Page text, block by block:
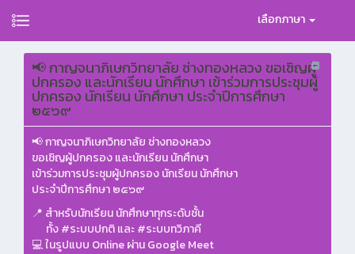
เลือกภาษา
📢 กาญจนาภิเษกวิทยาลัย ช่างทองหลวง ขอเชิญผู้
ปกครอง และนักเรียน นักศึกษา เข้าร่วมการประชุมผู้
ปกครอง นักเรียน นักศึกษา ประจำปีการศึกษา
๒๕๖๙
📢 กาญจนาภิเษกวิทยาลัย ช่างทองหลวง
ขอเชิญผู้ปกครอง และนักเรียน นักศึกษา
เข้าร่วมการประชุมผู้ปกครอง นักเรียน นักศึกษา
ประจำปีการศึกษา ๒๕๖๙
📍 สำหรับนักเรียน นักศึกษาทุกระดับชั้น
ทั้ง #ระบบปกติ และ #ระบบทวิภาคี
💻 ในรูปแบบ Online ผ่าน Google Meet